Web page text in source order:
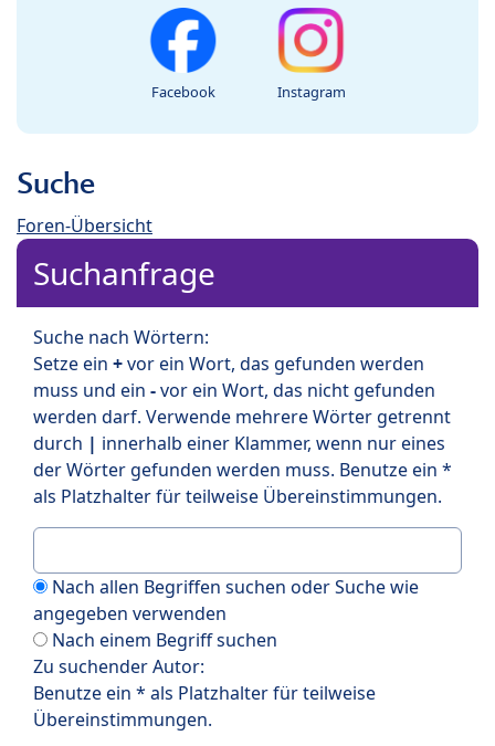
Facebook Instagram
Suche
Foren-Übersicht
Suchanfrage
Suche nach Wörtern:
Setze ein +vor ein Wort, das gefunden werden
muss und ein -vor ein Wort, das nicht gefunden
werden darf. Verwende mehrere Wörter getrennt
durch | innerhalb einer Klammer, wenn nur eines
der Wörter gefunden werden muss. Benutze ein *
als Platzhalter für teilweise Übereinstimmungen.
Nach allen Begriffen suchen oder Suche wie
angegeben verwenden
Nach einem Begriff suchen
Zu suchender Autor:
Benutze ein * als Platzhalter für teilweise
Übereinstimmungen.